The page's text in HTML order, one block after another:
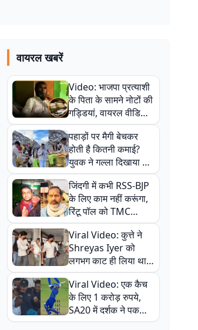
वायरल खबरें
Video: भाजपा प्रत्याशी
के पिता के सामने नोटों की
गड्डियां, वायरल वीडियो
से राजनीति में उबाल,
अजित महतो बोले- TMC
की गंदी चाल
पहाड़ों पर मैगी बेचकर
होती है कितनी कमाई?
युवक ने गल्ला दिखाया तो
नौकरी वालों के खड़े हो गए
कान
जिंदगी में कभी RSS-BJP
के लिए काम नहीं करूंगा,
रिंटू पॉल को TMC
ऑफिस में ले जाकर पीटा,
Video वायरल
Viral Video: कुत्ते ने
Shreyas Iyer को
लगभग काट ही लिया था,
न्यूजीलैंड सीरीज से पहले
बाल-बाल बचे
Viral Video: एक कैच
के लिए 1 करोड़ रुपये,
SA20 में दर्शक ने पकड़ा
एक हाथ से गजब का कैच